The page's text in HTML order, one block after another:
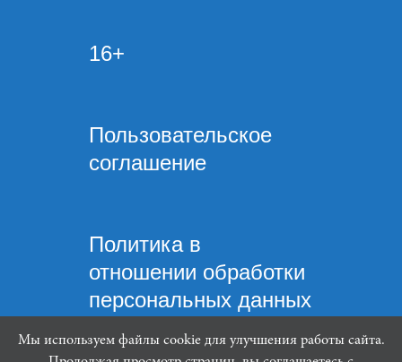
16+
Пользовательское
соглашение
Политика в
отношении обработки
персональных данных
Мы используем файлы cookie для улучшения работы сайта.